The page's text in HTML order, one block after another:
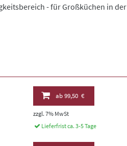
- für Großküchen in der
ab99,50 €
zzgl. 7% MwSt
Lieferfrist ca. 3-5 Tage